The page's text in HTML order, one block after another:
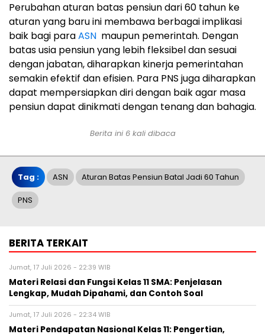
Perubahan aturan batas pensiun dari 60 tahun ke
aturan yang baru ini membawa berbagai implikasi
baik bagi paraASN maupun pemerintah. Dengan
batas usia pensiun yang lebih fleksibel dan sesuai
dengan jabatan, diharapkan kinerja pemerintahan
semakin efektif dan efisien. Para PNS juga diharapkan
dapat mempersiapkan diri dengan baik agar masa
pensiun dapat dinikmati dengan tenang dan bahagia.
Berita ini 6 kali dibaca
Tag : ASN Aturan Batas Pensiun Batal Jadi 60 Tahun
PNS
BERITA TERKAIT
Jumat, 17 Juli 2026 - 22:39 WIB
Materi Relasi dan Fungsi Kelas 11 SMA: Penjelasan
Lengkap, Mudah Dipahami, dan Contoh Soal
Jumat, 17 Juli 2026 - 22:34 WIB
Materi Pendapatan Nasional Kelas 11: Pengertian,